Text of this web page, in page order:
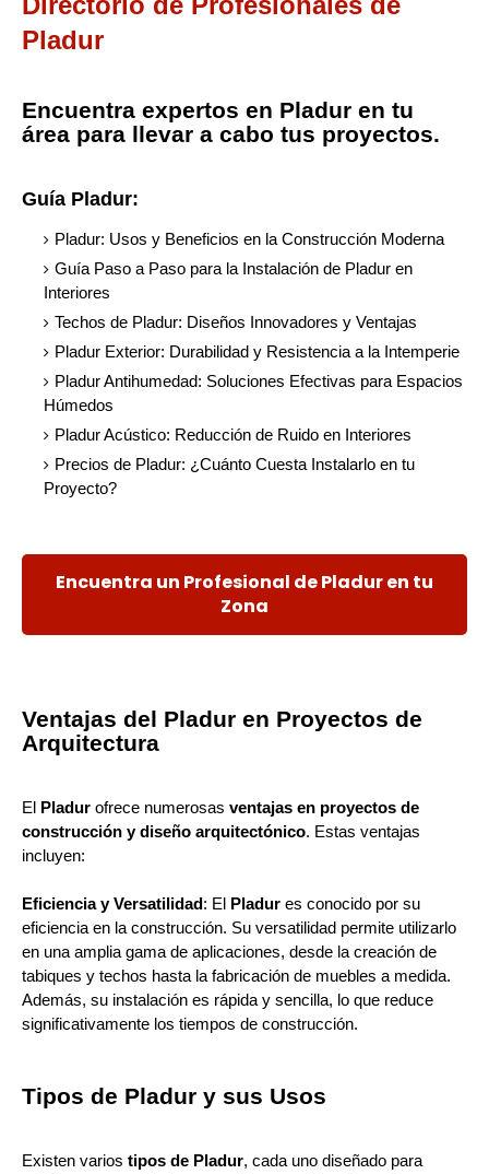
Pladur
Encuentra expertos en Pladur en tu
área para llevar a cabo tus proyectos.
Guía Pladur:
Pladur: Usos y Beneficios en la Construcción Moderna
Guía Paso a Paso para la Instalación de Pladur en
Interiores
Techos de Pladur: Diseños Innovadores y Ventajas
Pladur Exterior: Durabilidad y Resistencia a la Intemperie
Pladur Antihumedad: Soluciones Efectivas para Espacios
Húmedos
Pladur Acústico: Reducción de Ruido en Interiores
Precios de Pladur: ¿Cuánto Cuesta Instalarlo en tu
Proyecto?
Encuentra un Profesional de Pladur en tu
Zona
Ventajas del Pladur en Proyectos de
Arquitectura
El Pladur ofrece numerosas ventajas en proyectos de
construcción y diseño arquitectónico. Estas ventajas
incluyen:
Eficiencia y Versatilidad: El Pladur es conocido por su
eficiencia en la construcción. Su versatilidad permite utilizarlo
en una amplia gama de aplicaciones, desde la creación de
tabiques y techos hasta la fabricación de muebles a medida.
Además, su instalación es rápida y sencilla, lo que reduce
significativamente los tiempos de construcción.
Tipos de Pladur y sus Usos
Existen varios tipos de Pladur, cada uno diseñado para